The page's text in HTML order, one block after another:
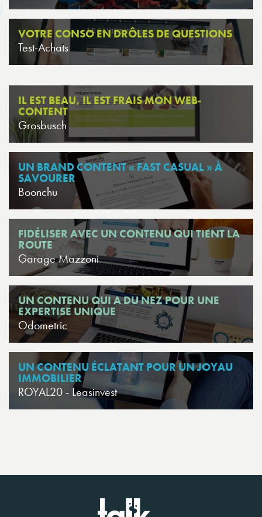
VOTRE CONSO EN DRÔLES DE QUESTIONS
Test-Achats
IL EST BEAU, IL EST FRAIS MON WEB-
CONTENT
Grosbusch
UN BRAND CONTENT « FAST CASUAL » À
SAVOURER
Boonchu
FIDÉLISER AVEC UN CONTENU QUI TIENT LA
ROUTE
Garage Mazzoni
UN CONTENU QUI A DU NEZ POUR UNE
EXPERTISE UNIQUE
Odometric
UN CONTENU ÉCLATANT POUR UN JOYAU
IMMOBILIER
ROYAL20 - Leasinvest